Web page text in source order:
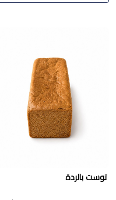
توست بالردة